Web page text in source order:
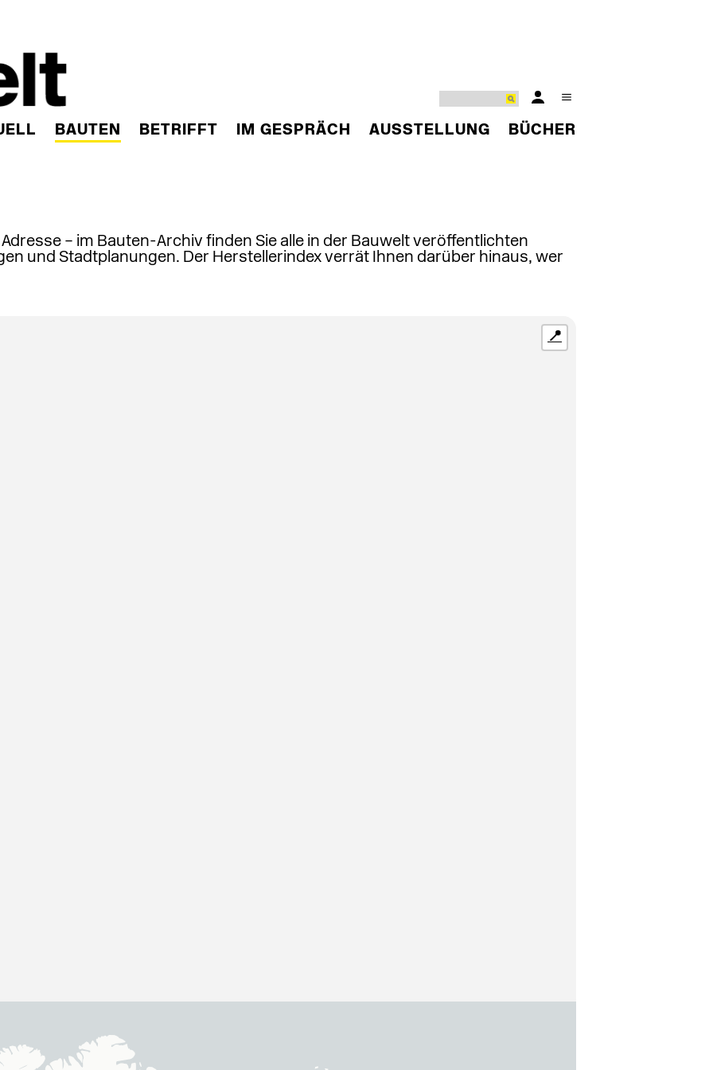
BAUTEN BETRIFFT IM GESPRÄCH AUSSTELLUNG BÜCHER
– im Bauten-Archiv finden Sie alle in der Bauwelt veröffentlichten
und Stadtplanungen. Der Herstellerindex verrät Ihnen darüber hinaus, wer
📍